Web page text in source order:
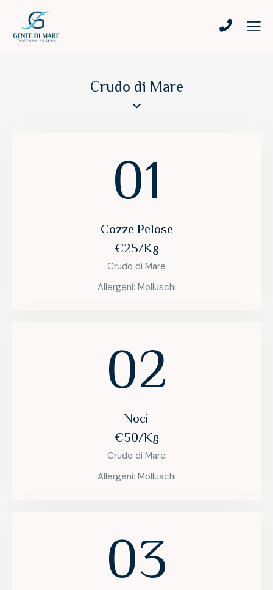
Crudo di Mare
01
Cozze Pelose
€25/Kg
Crudo di Mare
Allergeni: Molluschi
02
Noci
€50/Kg
Crudo di Mare
Allergeni: Molluschi
03